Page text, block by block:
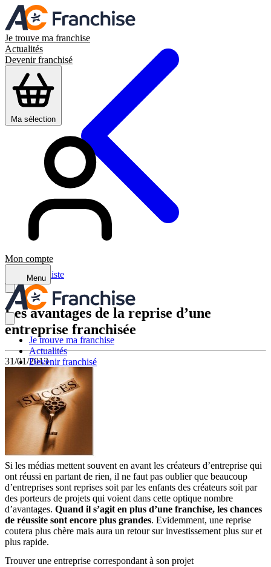
Je trouve ma franchise
Actualités
Devenir franchisé
Ma sélection
Mon compte
Menu
Je trouve ma franchise
Actualités
Devenir franchisé
Retour à la liste
Les avantages de la reprise d’une
entreprise franchisée
31/01/2013
Si les médias mettent souvent en avant les créateurs d’entreprise qui
ont réussi en partant de rien, il ne faut pas oublier que beaucoup
d’entreprises sont reprises soit par les enfants des créateurs soit par
des porteurs de projets qui voient dans cette optique nombre
d’avantages. Quand il s’agit en plus d’une franchise, les chances
de réussite sont encore plus grandes. Evidemment, une reprise
coutera plus chère mais aura un retour sur investissement plus sur et
plus rapide.
Trouver une entreprise correspondant à son projet